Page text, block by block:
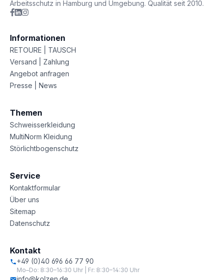
Arbeitsschutz in Hamburg und Umgebung. Qualität seit 2010.
Informationen
RETOURE | TAUSCH
Versand | Zahlung
Angebot anfragen
Presse | News
Themen
Schweisserkleidung
MultiNorm Kleidung
Störlichtbogenschutz
Service
Kontaktformular
Über uns
Sitemap
Datenschutz
Kontakt
+49 (0)40 696 66 77 90
Mo–Do: 8:30–16:30 Uhr | Fr: 8:30–14:30 Uhr